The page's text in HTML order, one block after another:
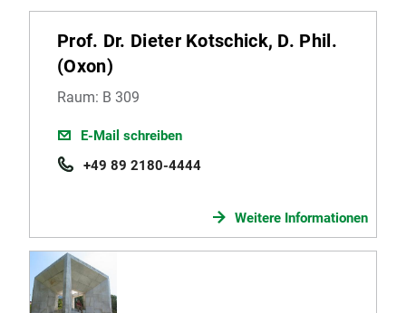
Prof. Dr. Dieter Kotschick, D. Phil.
(Oxon)
Raum: B 309
E-Mail schreiben
+49 89 2180-4444
Weitere Informationen